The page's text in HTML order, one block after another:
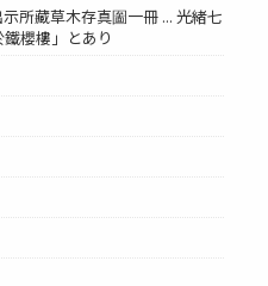
所藏草木存真圗一冊 ... 光緒七
櫻樓」とあり